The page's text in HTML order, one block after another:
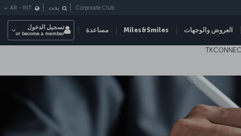
العروض والوجهات Miles&Smiles مساعدة
Corporate Club بحث AR - INT
تسجيل الدخول
or become a member